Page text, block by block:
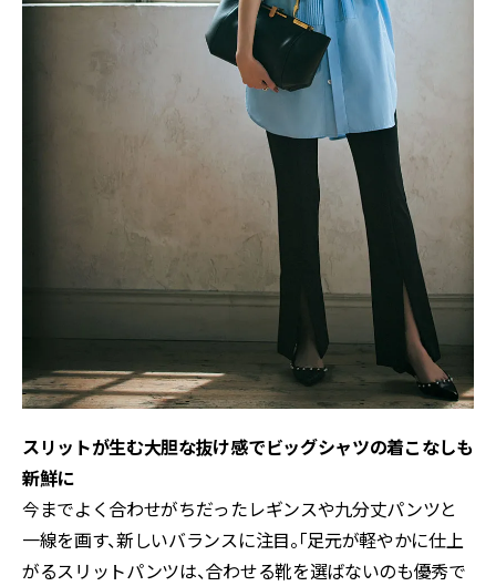
スリットが生む大胆な抜け感でビッグシャツの着こなしも
新鮮に
今までよく合わせがちだったレギンスや九分丈パンツと
一線を画す、新しいバランスに注目。「足元が軽やかに仕上
がるスリットパンツは、合わせる靴を選ばないのも優秀で